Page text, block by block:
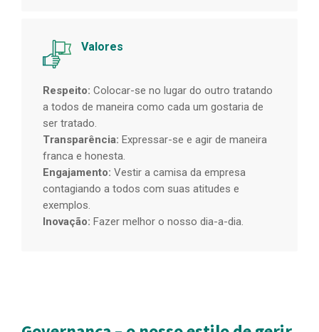
Valores
Respeito: Colocar-se no lugar do outro tratando
a todos de maneira como cada um gostaria de
ser tratado.
Transparência: Expressar-se e agir de maneira
franca e honesta.
Engajamento: Vestir a camisa da empresa
contagiando a todos com suas atitudes e
exemplos.
Inovação: Fazer melhor o nosso dia-a-dia.